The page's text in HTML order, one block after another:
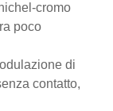
cromo
poco
di
contatto,